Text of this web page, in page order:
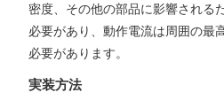
密度、その他の部品に影響される
必要があり、動作電流は周囲の最
必要があります。
実装方法